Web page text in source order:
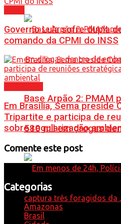
Base Arpão 2: PMAM
580 mil em drogas
Governo Lula sofre dupla
comando da CPMI do INSS
Em Brasília, Sema preside
Tripartite e participa de
sobre regularização
Comente este post
Categorias
Amazonas
Brasil